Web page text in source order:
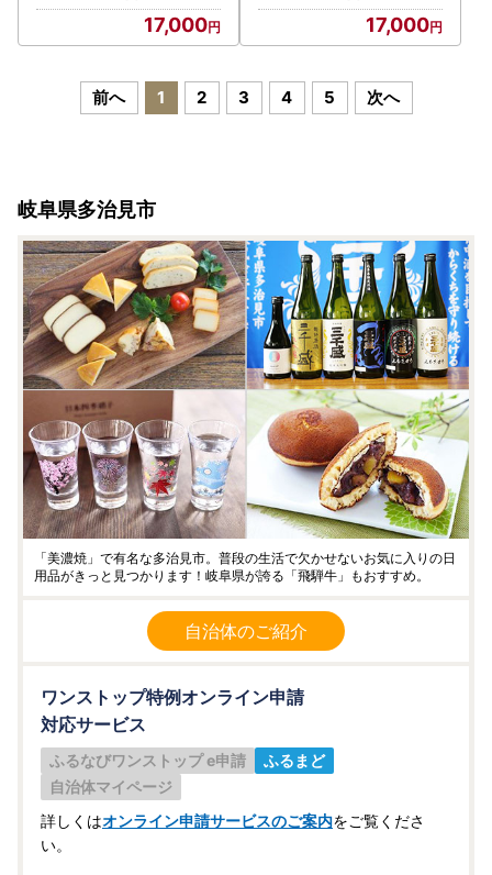
17,000 17,000
前へ 1 2 3 4 5 次へ
岐阜県多治見市
「美濃焼」で有名な多治見市。普段の生活で欠かせないお気に入りの日
用品がきっと見つかります！岐阜県が誇る「飛騨牛」もおすすめ。
自治体のご紹介
ワンストップ特例オンライン申請
対応サービス
ふるなびワンストップ e申請
ふるまど
自治体マイページ
詳しくはオンライン申請サービスのご案内をご覧くださ
い。